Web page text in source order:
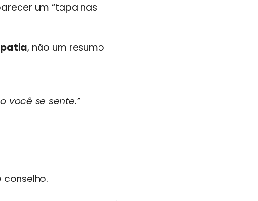
um “tapa nas
, não um resumo
você se sente.”